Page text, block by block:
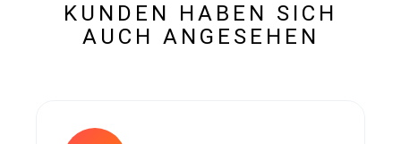
KUNDEN HABEN SICH
AUCH ANGESEHEN